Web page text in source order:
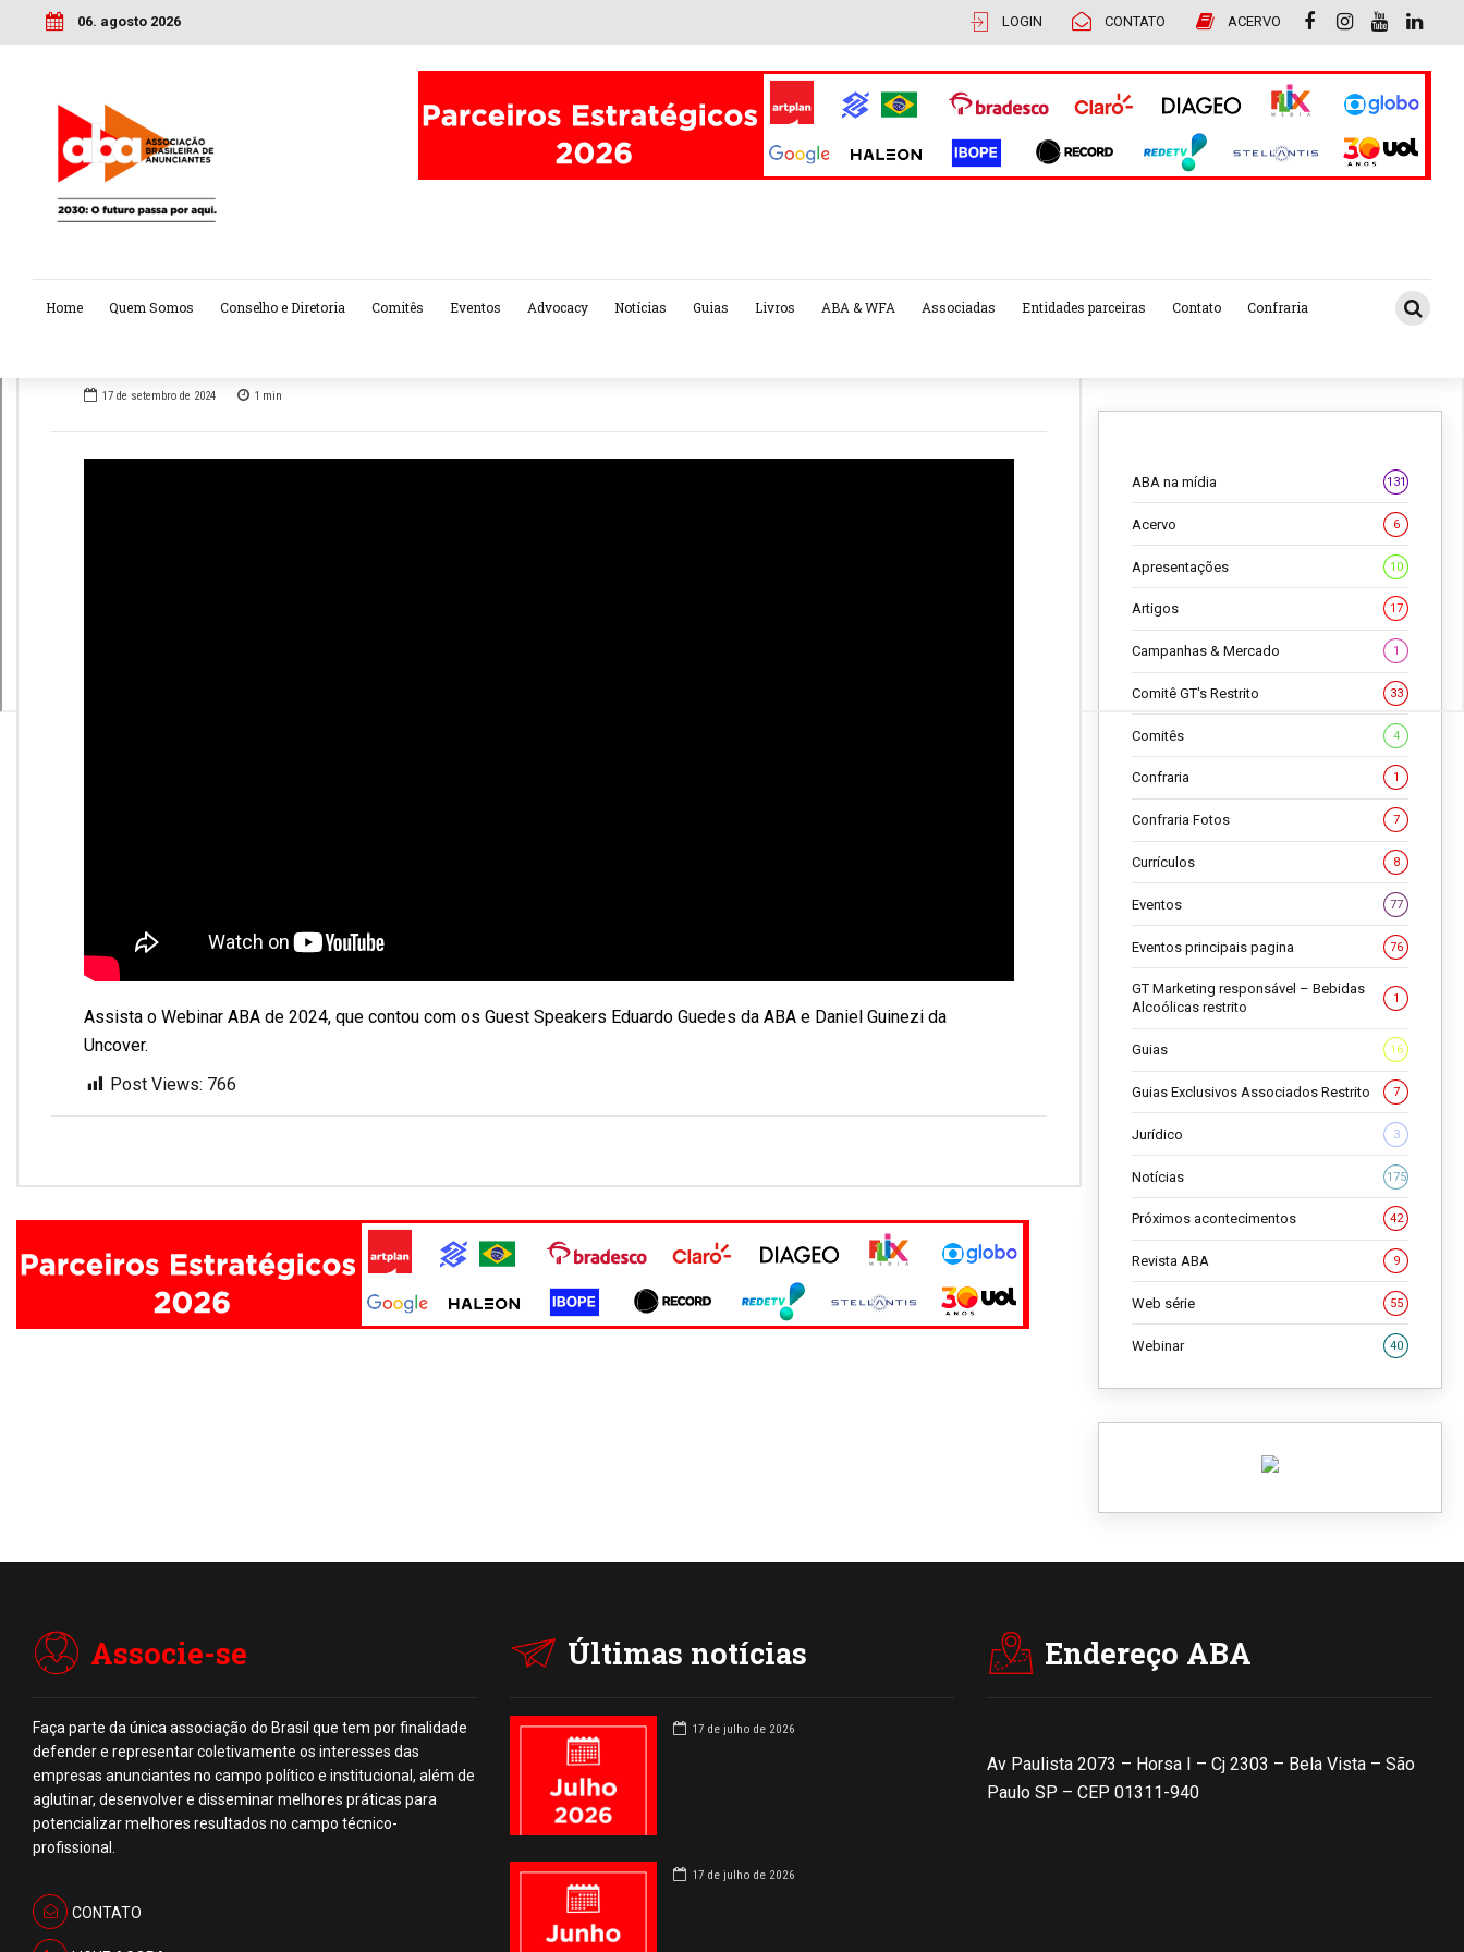
06. agosto 2026 LOGIN CONTATO ACERVO
Home Quem Somos Conselho e Diretoria Comitês Eventos Advocacy Notícias Guias Livros ABA & WFA Associadas Entidades parceiras Contato Confraria
17 de setembro de 2024 1 min
Assista o Webinar ABA de 2024, que contou com os Guest Speakers Eduardo Guedes da ABA e Daniel Guinezi da
Uncover.
Post Views: 766
ABA na mídia 131
Acervo 6
Apresentações 10
Artigos 17
Campanhas & Mercado 1
Comitê GT's Restrito 33
Comitês 4
Confraria 1
Confraria Fotos 7
Currículos 8
Eventos 77
Eventos principais pagina 76
GT Marketing responsável – Bebidas
Alcoólicas restrito
1
Guias 16
Guias Exclusivos Associados Restrito 7
Jurídico 3
Notícias 175
Próximos acontecimentos 42
Revista ABA 9
Web série 55
Webinar 40
Associe-se
Faça parte da única associação do Brasil que tem por finalidade
defender e representar coletivamente os interesses das
empresas anunciantes no campo político e institucional, além de
aglutinar, desenvolver e disseminar melhores práticas para
potencializar melhores resultados no campo técnico-
profissional.
CONTATO
Últimas notícias
17 de julho de 2026
17 de julho de 2026
Endereço ABA
Av Paulista 2073 – Horsa I – Cj 2303 – Bela Vista – São
Paulo SP – CEP 01311-940